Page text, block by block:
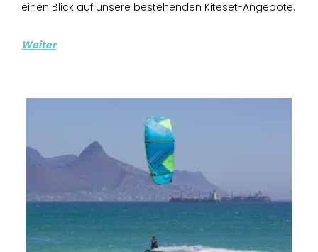
einen Blick auf unsere bestehenden Kiteset-Angebote.
Weiter